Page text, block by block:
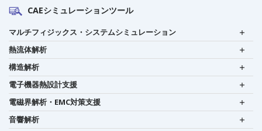
CAEシミュレーションツール
マルチフィジックス・システムシミュレーション
熱流体解析
構造解析
電子機器熱設計支援
電磁界解析・EMC対策支援
音響解析